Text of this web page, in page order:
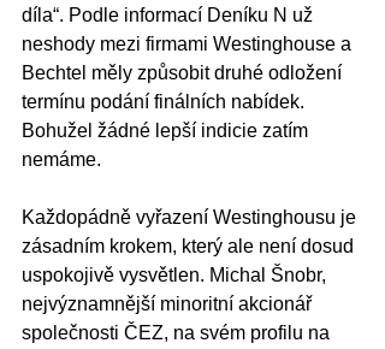
díla“. Podle informací Deníku N už
neshody mezi firmami Westinghouse a
Bechtel měly způsobit druhé odložení
termínu podání finálních nabídek.
Bohužel žádné lepší indicie zatím
nemáme.
Každopádně vyřazení Westinghousu je
zásadním krokem, který ale není dosud
uspokojivě vysvětlen. Michal Šnobr,
nejvýznamnější minoritní akcionář
společnosti ČEZ, na svém profilu na